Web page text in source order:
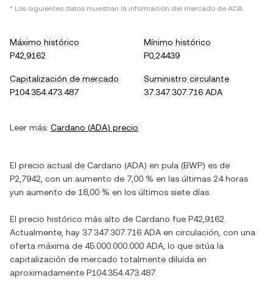
* Los siguientes datos muestran la información del mercado de ADA.
Máximo histórico
P42,9162
Mínimo histórico
P0,24439
Capitalización de mercado
P104.354.473.487
Suministro circulante
37.347.307.716 ADA
Leer más: Cardano (ADA) precio
El precio actual de Cardano (ADA) en pula (BWP) es de
P2,7942 , con un aumento de 7,00 % en las últimas 24 horas
yun aumento de 18,00 % en los últimos siete días.
El precio histórico más alto de Cardano fue P42,9162
Actualmente, hay 37.347.307.716 ADA en circulación, con una
oferta máxima de 45.000.000.000 ADA , lo que sitúa la
capitalización de mercado totalmente diluida en
aproximadamente P104.354.473.487